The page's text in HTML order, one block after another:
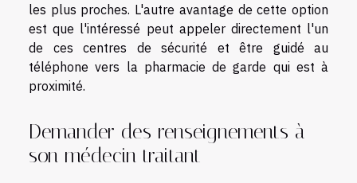
les plus proches. L'autre avantage de cette option
est que l'intéressé peut appeler directement l'un
de ces centres de sécurité et être guidé au
téléphone vers la pharmacie de garde qui est à
proximité.
Demander des renseignements à
son médecin traitant